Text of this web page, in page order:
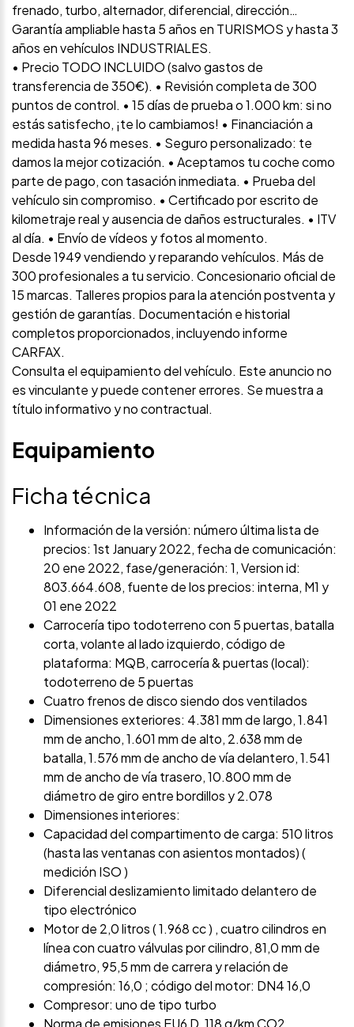
frenado, turbo, alternador, diferencial, dirección…
Garantía ampliable hasta 5 años en TURISMOS y hasta 3
años en vehículos INDUSTRIALES.
• Precio TODO INCLUIDO (salvo gastos de
transferencia de 350€). • Revisión completa de 300
puntos de control. • 15 días de prueba o 1.000 km: si no
estás satisfecho, ¡te lo cambiamos! • Financiación a
medida hasta 96 meses. • Seguro personalizado: te
damos la mejor cotización. • Aceptamos tu coche como
parte de pago, con tasación inmediata. • Prueba del
vehículo sin compromiso. • Certificado por escrito de
kilometraje real y ausencia de daños estructurales. • ITV
al día. • Envío de vídeos y fotos al momento.
Desde 1949 vendiendo y reparando vehículos. Más de
300 profesionales a tu servicio. Concesionario oficial de
15 marcas. Talleres propios para la atención postventa y
gestión de garantías. Documentación e historial
completos proporcionados, incluyendo informe
CARFAX.
Consulta el equipamiento del vehículo. Este anuncio no
es vinculante y puede contener errores. Se muestra a
título informativo y no contractual.
Equipamiento
Ficha técnica
Información de la versión: número última lista de
precios: 1st January 2022, fecha de comunicación:
20 ene 2022, fase/generación: 1, Version id:
803.664.608, fuente de los precios: interna, M1 y
01 ene 2022
Carrocería tipo todoterreno con 5 puertas, batalla
corta, volante al lado izquierdo, código de
plataforma: MQB, carrocería & puertas (local):
todoterreno de 5 puertas
Cuatro frenos de disco siendo dos ventilados
Dimensiones exteriores: 4.381 mm de largo, 1.841
mm de ancho, 1.601 mm de alto, 2.638 mm de
batalla, 1.576 mm de ancho de vía delantero, 1.541
mm de ancho de vía trasero, 10.800 mm de
diámetro de giro entre bordillos y 2.078
Dimensiones interiores:
Capacidad del compartimento de carga: 510 litros
(hasta las ventanas con asientos montados) (
medición ISO )
Diferencial deslizamiento limitado delantero de
tipo electrónico
Motor de 2,0 litros ( 1.968 cc ) , cuatro cilindros en
línea con cuatro válvulas por cilindro, 81,0 mm de
diámetro, 95,5 mm de carrera y relación de
compresión: 16,0 ; código del motor: DN4 16,0
Compresor: uno de tipo turbo
Norma de emisiones EU6 D, 118 g/km CO2